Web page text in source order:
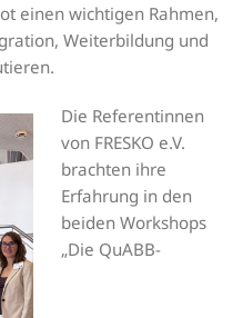
einen wichtigen Rahmen,
Weiterbildung und
Die Referentinnen
von FRESKO e.V.
brachten ihre
Erfahrung in den
beiden Workshops
„Die QuABB-